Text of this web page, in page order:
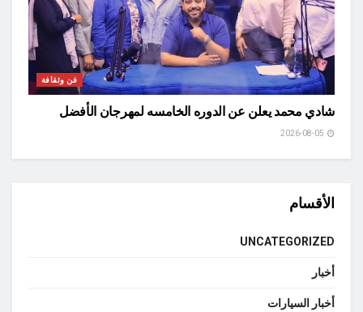
فن وثقافة
شادي محمد يعلن عن الدوره الخامسه لمهرجان الأفضل
الأقسام
UNCATEGORIZED
أخبار
أخبار السيارات